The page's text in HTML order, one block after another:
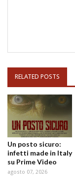
RELATED POSTS
Un posto sicuro:
infetti made in Italy
su Prime Video
agosto 07, 2026